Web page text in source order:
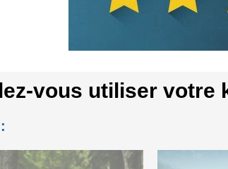
vous utiliser votre